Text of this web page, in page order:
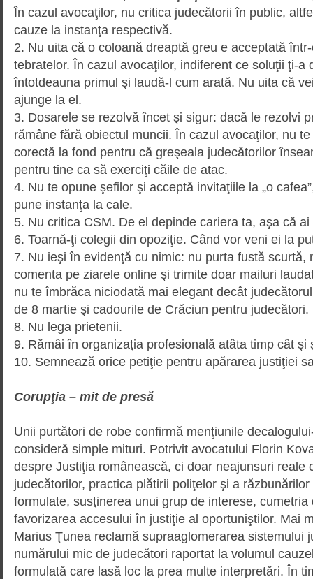
În cazul avocaţilor, nu critica judecătorii în public,
cauze la instanţa res­pectivă.
2. Nu uita că o coloană dreaptă greu e acceptată
tebratelor. În cazul avocaţilor, indi­ferent ce soluţii ţi-a
întotdeauna primul şi laudă-l cum arată. Nu uita că
ajunge la el.
3. Dosarele se rezolvă încet şi sigur: dacă le rezolvi
rămâne fără obiectul muncii. În cazul avocaţilor, nu
corectă la fond pentru că greşeala judecătorilor
pentru tine ca să exerciţi căile de atac.
4. Nu te opune şefilor şi acceptă invitaţiile la „o
pune instanţa la cale.
5. Nu critica CSM. De el depinde cariera ta, aşa că
6. Toarnă-ţi colegii din opoziţie. Când vor veni ei la
7. Nu ieşi în evidenţă cu nimic: nu purta fustă scurtă,
comenta pe ziarele online şi trimite doar mailuri
nu te îmbrăca niciodată mai elegant decât
de 8 martie şi cadourile de Crăciun pentru judecători.
8. Nu lega prietenii.
9. Rămâi în organizaţia profe­sio­na­lă atâta timp cât şi
10. Semnează orice petiţie pentru apărarea justiţiei
Corupţia – mit de presă
Unii purtători de robe confirmă menţiunile
consideră simple mituri. Potrivit avo­catului Florin
despre Justiţia românească, ci doar neajunsuri reale
judecătorilor, practica plătirii poliţelor şi a
formulate, susţinerea unui grup de interese,
favorizarea accesului în justiţie al oportuniştilor. Mai
Marius Ţunea reclamă supra­aglo­merarea sistemului
numărului mic de judecători raportat la volumul
formulată care lasă loc la prea multe interpretări. În